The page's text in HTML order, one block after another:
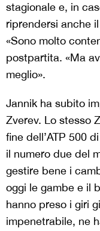
stagionale e, in
riprendersi anche
«Sono molto
postpartita. «Ma
meglio».
Jannik ha subito
Zverev. Lo stesso
fine dell’ATP 500
il numero due del
gestire bene i
oggi le gambe e il
hanno preso i giri
impenetrabile, ne